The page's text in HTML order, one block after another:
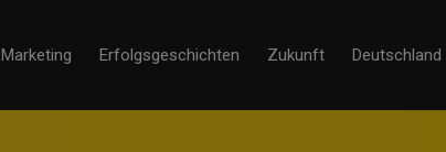
Marketing Erfolgsgeschichten Zukunft Deutschland